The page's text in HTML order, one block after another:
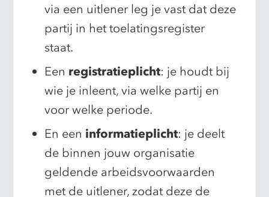
via een uitlener leg je vast dat deze
partij in het toelatingsregister
staat.
Een registratieplicht: je houdt bij
wie je inleent, via welke partij en
voor welke periode.
En een informatieplicht: je deelt
de binnen jouw organisatie
geldende arbeidsvoorwaarden
met de uitlener, zodat deze de